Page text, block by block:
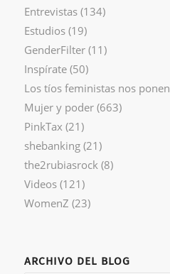
Entrevistas(134)
Estudios(19)
GenderFilter(11)
Inspírate(50)
Los tíos feministas nos ponen
Mujer y poder(663)
PinkTax (21)
shebanking(21)
the2rubiasrock (8)
Videos(121)
WomenZ (23)
ARCHIVO DEL BLOG